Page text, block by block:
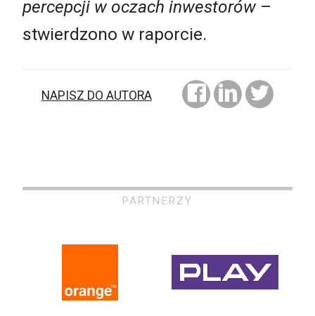
percepcji w oczach inwestorów–
stwierdzono w raporcie.
NAPISZ DO AUTORA
PARTNERZY